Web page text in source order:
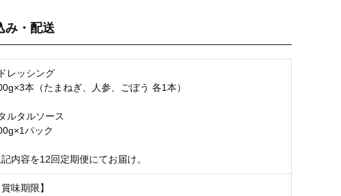
み・配送
レッシング
本（たまねぎ、人参、ごぼう 各1本）
ルタルソース
パック
記内容を12回定期便にてお届け。
賞味期限】